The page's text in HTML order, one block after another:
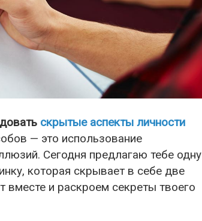
скрытые аспекты личности
— это использование
Сегодня предлагаю тебе одну
которая скрывает в себе две
и раскроем секреты твоего